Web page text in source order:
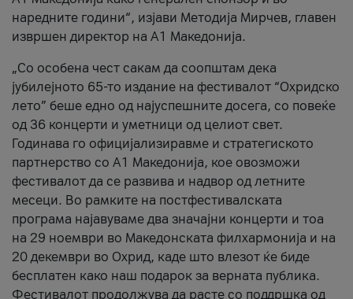
наредните години“, изјави Методија Мирчев, главен
извршен директор на A1 Македонија.
„Со особена чест сакам да соопштам дека
јубилејното 65-то издание на фестивалот “Охридско
лето” беше едно од најуспешните досега, со повеќе
од 36 концерти и уметници од целиот свет.
Годинава го официјализиравме и стратегиското
партнерство со А1 Македонија, кое овозможи
фестивалот да се развива и надвор од летните
месеци. Во рамките на постфестивалската
програма најавуваме два значајни концерти и тоа
на 29 ноември во Македонската филхармонија и на
20 декември во Охрид, каде што влезот ќе биде
бесплатен како наш подарок за верната публика.
Фестивалот продолжува да расте со поддршка од